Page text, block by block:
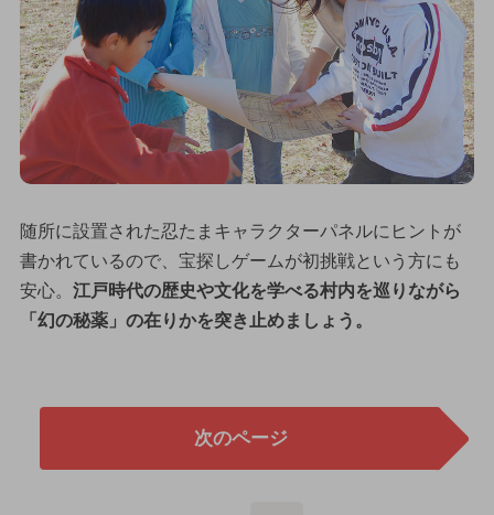
随所に設置された忍たまキャラクターパネルにヒントが
書かれているので、宝探しゲームが初挑戦という方にも
安心。 江戸時代の歴史や文化を学べる村内を巡りながら
「幻の秘薬」の在りかを突き止めましょう。
次のページ